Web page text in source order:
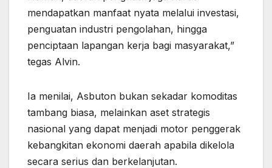
mendapatkan manfaat nyata melalui investasi,
penguatan industri pengolahan, hingga
penciptaan lapangan kerja bagi masyarakat,”
tegas Alvin.
Ia menilai, Asbuton bukan sekadar komoditas
tambang biasa, melainkan aset strategis
nasional yang dapat menjadi motor penggerak
kebangkitan ekonomi daerah apabila dikelola
secara serius dan berkelanjutan.